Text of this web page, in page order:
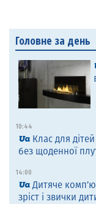
Головне за день
10:44
Клас для
без щоденної
14:00
Дитяче
зріст і звички